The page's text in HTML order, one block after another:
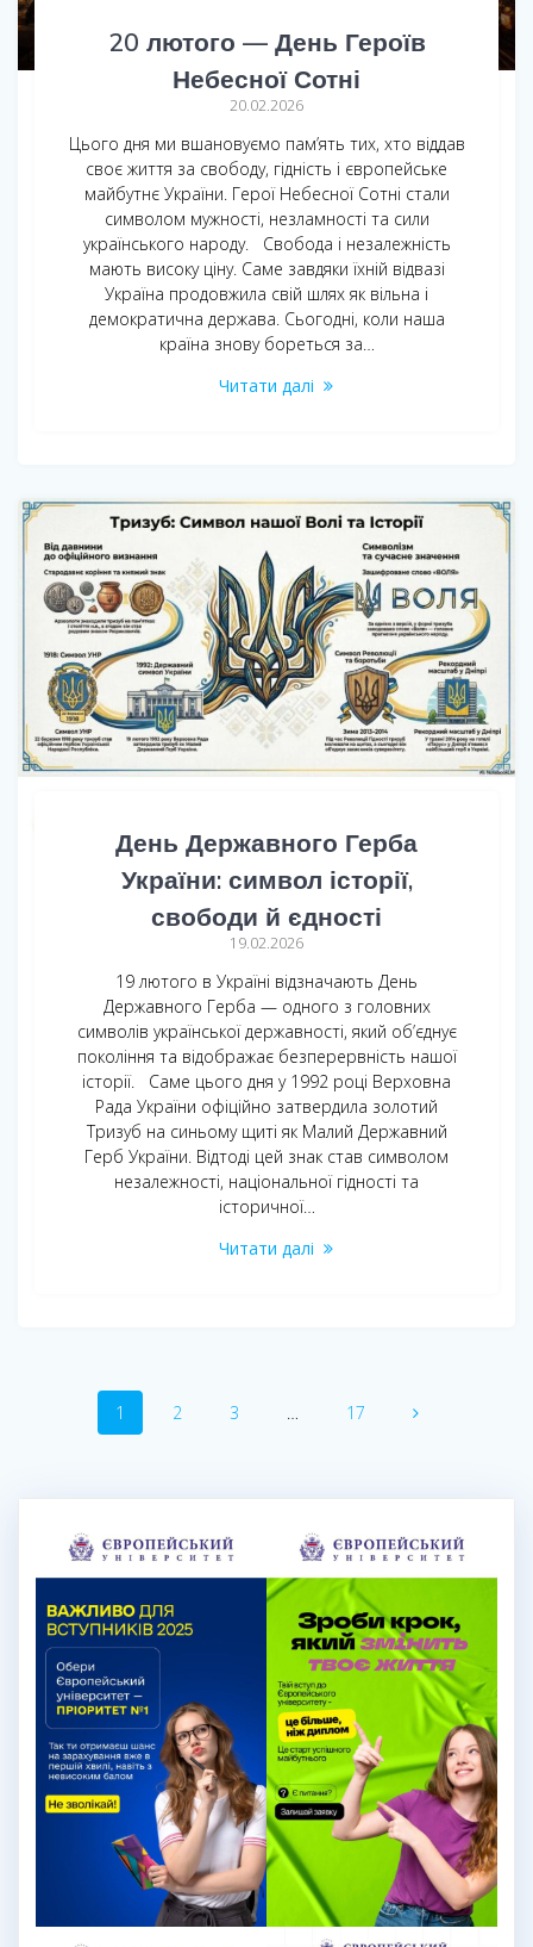
20 лютого — День Героїв
Небесної Сотні
20.02.2026
Цього дня ми вшановуємо пам’ять тих, хто віддав
своє життя за свободу, гідність і європейське
майбутнє України. Герої Небесної Сотні стали
символом мужності, незламності та сили
українського народу. Свобода і незалежність
мають високу ціну. Саме завдяки їхній відвазі
Україна продовжила свій шлях як вільна і
демократична держава. Сьогодні, коли наша
країна знову бореться за…
Читати далі
День Державного Герба
України: символ історії,
свободи й єдності
19.02.2026
19 лютого в Україні відзначають День
Державного Герба — одного з головних
символів української державності, який об’єднує
покоління та відображає безперервність нашої
історії. Саме цього дня у 1992 році Верховна
Рада України офіційно затвердила золотий
Тризуб на синьому щиті як Малий Державний
Герб України. Відтоді цей знак став символом
незалежності, національної гідності та
історичної…
Читати далі
Навігація
Сторінка
1 Сторінка
2 Сторінка
3 … Сторінка
17